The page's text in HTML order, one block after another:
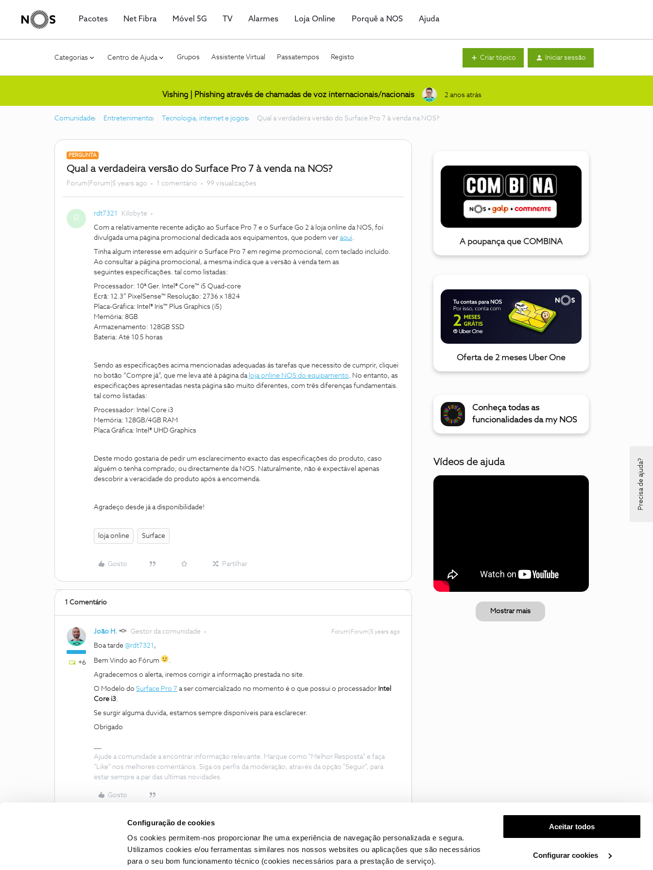
Configuração de cookies
Os cookies permitem-nos proporcionar lhe uma experiência de navegação personalizada e segura.
Utilizamos cookies e/ou ferramentas similares nos nossos websites ou aplicações que são necessários
para o seu bom funcionamento técnico (cookies necessários para a prestação de serviço).
Aceitar todos
Configurar cookies
Pacotes Net Fibra Móvel 5G TV Alarmes Loja Online Porquê a NOS Ajuda
Categorias Centro de Ajuda Grupos Assistente Virtual Passatempos Registo Criar tópico Iniciar sessão
Vishing | Phishing através de chamadas de voz internacionais/nacionais 2 anos atrás
Comunidade Entretenimento Tecnologia, internet e jogos Qual a verdadeira versão do Surface Pro 7 à venda na NOS?
PERGUNTA
Qual a verdadeira versão do Surface Pro 7 à venda na NOS?
Forum|Forum|5 years ago 1 comentário 99 visualizações
R rdt7321 Kilobyte
Com a relativamente recente adição ao Surface Pro 7 e o Surface Go 2 à loja online da NOS, foi
divulgada uma página promocional dedicada aos equipamentos, que podem ver aqui.
Tinha algum interesse em adquirir o Surface Pro 7 em regime promocional, com teclado incluído.
Ao consultar a página promocional, a mesma indica que a versão à venda tem as
seguintes especificações. tal como listadas:
Processador: 10ª Ger. Intel® Core™ i5 Quad-core
Ecrã: 12.3” PixelSense™ Resolução: 2736 x 1824
Placa-Gráfica: Intel® Iris™ Plus Graphics (i5)
Memória: 8GB
Armazenamento: 128GB SSD
Bateria: Até 10.5 horas
Sendo as especificações acima mencionadas adequadas ás tarefas que necessito de cumprir, cliquei
no botão “Compre já”, que me leva até à página da loja online NOS do equipamento. No entanto, as
especificações apresentadas nesta página são muito diferentes, com três diferenças fundamentais.
tal como listadas:
Processador: Intel Core i3
Memória: 128GB/4GB RAM
Placa Gráfica: Intel® UHD Graphics
Deste modo gostaria de pedir um esclarecimento exacto das especificações do produto, caso
alguém o tenha comprado; ou directamente da NOS. Naturalmente, não é expectável apenas
descobrir a veracidade do produto após a encomenda.
Agradeço desde já a disponibilidade!
loja online Surface
Gosto Partilhar
1 Comentário
+6
João H. Gestor da comunidade Forum|Forum|5 years ago
Boa tarde @rdt7321 ,
Bem Vindo ao Fórum .
Agradecemos o alerta, iremos corrigir a informação prestada no site.
O Modelo do Surface Pro 7 a ser comercializado no momento é o que possui o processador Intel
Core i3.
Se surgir alguma duvida, estamos sempre disponíveis para esclarecer.
Obrigado
Ajude a comunidade a encontrar informação relevante. Marque como "Melhor Resposta" e faça
"Like" nos melhores comentários. Siga os perfis da moderação, através da opção "Seguir", para
estar sempre a par das ultimas novidades.
Gosto
A poupança que COMBINA
Oferta de 2 meses Uber One
Conheça todas as
funcionalidades da my NOS
Vídeos de ajuda
Mostrar mais
Precisa de ajuda?